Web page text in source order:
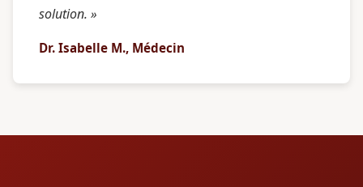
solution. »
Dr. Isabelle M., Médecin